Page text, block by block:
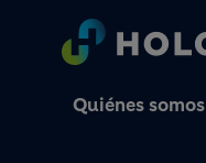
Quiénes somos